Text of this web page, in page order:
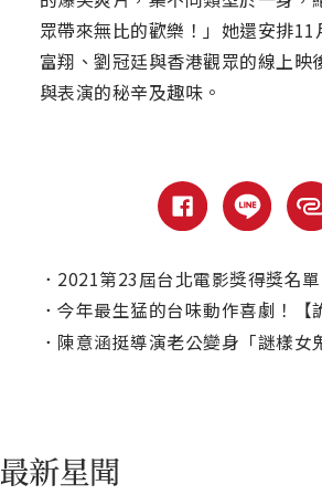
眾帶來無比的歡樂！」她還安排
富翔、劉冠廷與香港觀眾的線上映
與表演的秘辛及趣味。
． 2021第23屆台北電影獎得獎名單
． 今年最生猛的台味動作喜劇！【詭扯】
． 陳意涵挺導演老公變身「謎樣女鬼